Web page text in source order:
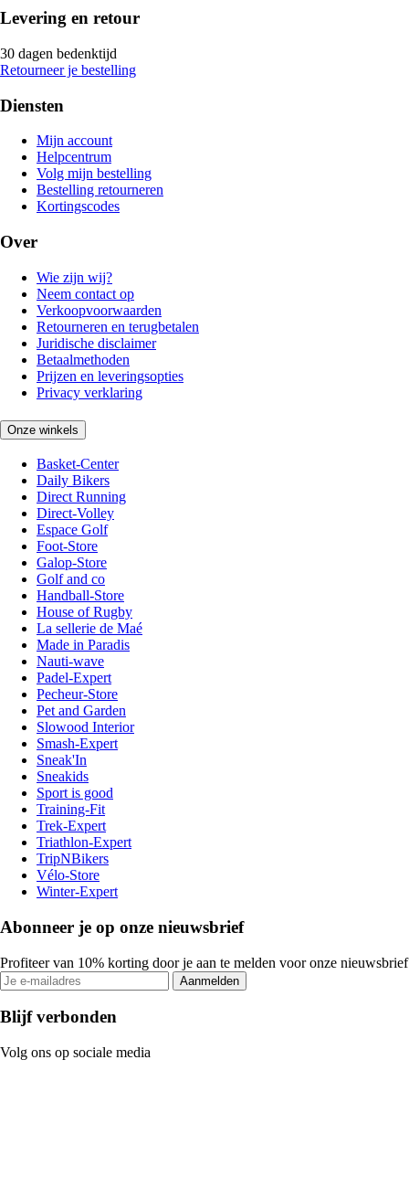
Levering en retour
30 dagen bedenktijd
Retourneer je bestelling
Diensten
Mijn account
Helpcentrum
Volg mijn bestelling
Bestelling retourneren
Kortingscodes
Over
Wie zijn wij?
Neem contact op
Verkoopvoorwaarden
Retourneren en terugbetalen
Juridische disclaimer
Betaalmethoden
Prijzen en leveringsopties
Privacy verklaring
Onze winkels
Basket-Center
Daily Bikers
Direct Running
Direct-Volley
Espace Golf
Foot-Store
Galop-Store
Golf and co
Handball-Store
House of Rugby
La sellerie de Maé
Made in Paradis
Nauti-wave
Padel-Expert
Pecheur-Store
Pet and Garden
Slowood Interior
Smash-Expert
Sneak'In
Sneakids
Sport is good
Training-Fit
Trek-Expert
Triathlon-Expert
TripNBikers
Vélo-Store
Winter-Expert
Abonneer je op onze nieuwsbrief
Profiteer van 10% korting door je aan te melden voor onze nieuwsbrief
Aanmelden
Blijf verbonden
Volg ons op sociale media